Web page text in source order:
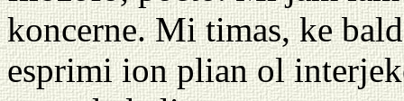
koncerne. Mi timas, ke
esprimi ion plian ol